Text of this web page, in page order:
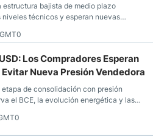
estructura bajista de medio plazo
técnicos y esperan nuevas
Los Compradores Esperan
Nueva Presión Vendedora
de consolidación con presión
el BCE, la evolución energética y las
vendedores siguen disputando el